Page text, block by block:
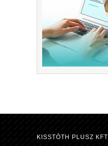
KISSTÓTH PLUSZ KFT.